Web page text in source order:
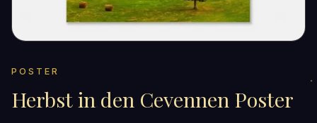
POSTER
Herbst in den Cevennen Poster